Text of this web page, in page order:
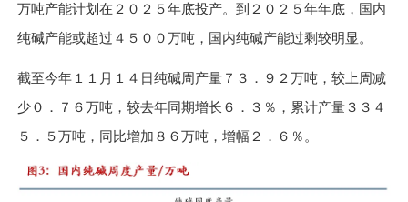
万吨产能计划在２０２５年底投产。到２０２５年年底，国内
纯碱产能或超过４５００万吨，国内纯碱产能过剩较明显。
截至今年１１月１４日纯碱周产量７３．９２万吨，较上周减
少０．７６万吨，较去年同期增长６．３％，累计产量３３４
５．５万吨，同比增加８６万吨，增幅２．６％。